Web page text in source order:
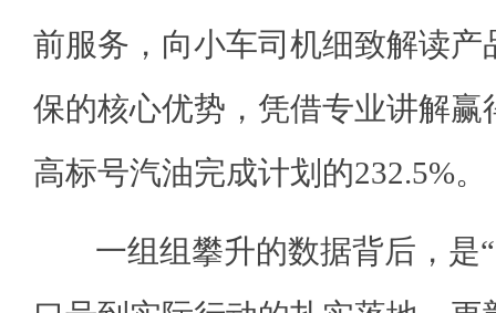
前服务，向小车司机细致解读产
保的核心优势，凭借专业讲解赢
高标号汽油完成计划的232.5%。
一组组攀升的数据背后，是“